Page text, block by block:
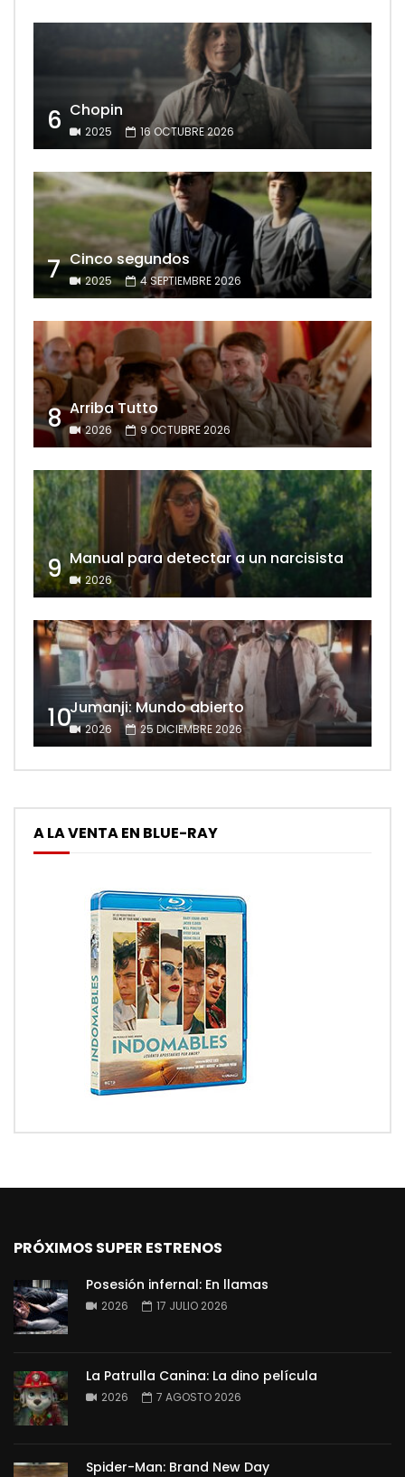
6 Chopin
2025 16 OCTUBRE 2026
7 Cinco segundos
2025 4 SEPTIEMBRE 2026
8 Arriba Tutto
2026 9 OCTUBRE 2026
9 Manual para detectar a un narcisista
2026
10Jumanji: Mundo abierto
2026 25 DICIEMBRE 2026
A LA VENTA EN BLUE-RAY
PRÓXIMOS SUPER ESTRENOS
Posesión infernal: En llamas
2026 17 JULIO 2026
La Patrulla Canina: La dino película
2026 7 AGOSTO 2026
Spider-Man: Brand New Day